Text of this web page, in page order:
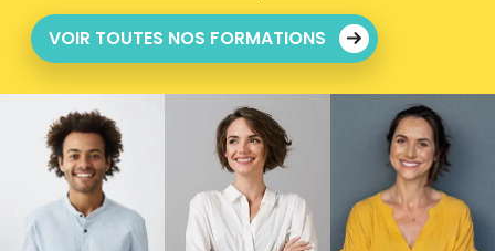
VOIR TOUTES NOS FORMATIONS